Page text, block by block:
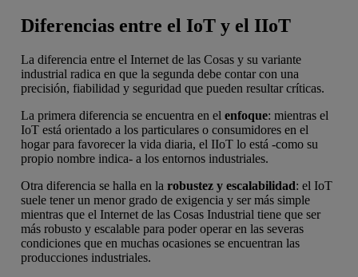
Diferencias entre el IoT y el IIoT
La diferencia entre el Internet de las Cosas y su variante
industrial radica en que la segunda debe contar con una
precisión, fiabilidad y seguridad que pueden resultar críticas.
La primera diferencia se encuentra en el enfoque: mientras el
IoT está orientado a los particulares o consumidores en el
hogar para favorecer la vida diaria, el IIoT lo está -como su
propio nombre indica- a los entornos industriales.
Otra diferencia se halla en la robustez y escalabilidad: el IoT
suele tener un menor grado de exigencia y ser más simple
mientras que el Internet de las Cosas Industrial tiene que ser
más robusto y escalable para poder operar en las severas
condiciones que en muchas ocasiones se encuentran las
producciones industriales.